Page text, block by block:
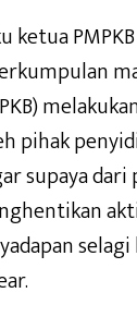
ketua
pihak
supaya dari